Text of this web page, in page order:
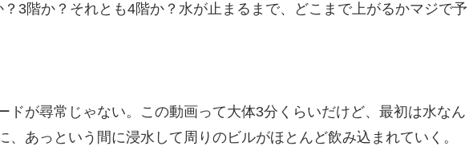
？3階か？それとも4階か？水が止まるまで、どこまで上がるかマジで予
ドが尋常じゃない。この動画って大体3分くらいだけど、最初は水なん
、あっという間に浸水して周りのビルがほとんど飲み込まれていく。